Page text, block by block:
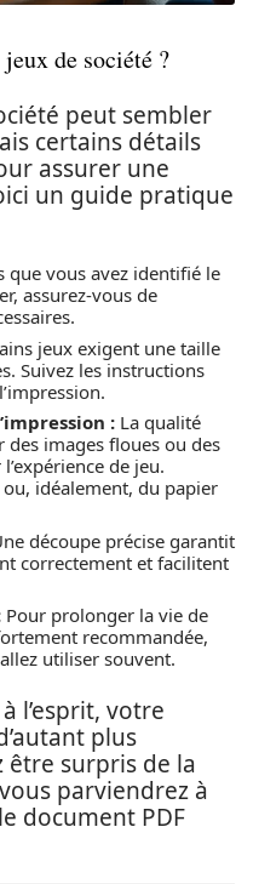
de société ?
peut sembler
certains détails
assurer une
un guide pratique
que vous avez identifié le
assurez-vous de
jeux exigent une taille
Suivez les instructions
: La qualité
des images floues ou des
de jeu.
idéalement, du papier
découpe précise garantit
correctement et facilitent
Pour prolonger la vie de
recommandée,
utiliser souvent.
l’esprit, votre
plus
être surpris de la
parviendrez à
document PDF